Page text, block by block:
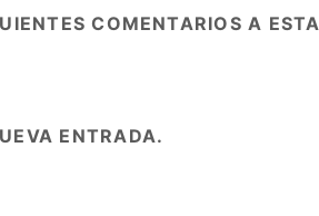
COMENTARIOS A ESTA
ENTRADA.